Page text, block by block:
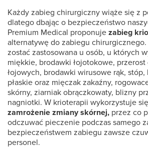
Każdy zabieg chirurgiczny wiąże się z
dlatego dbając o bezpieczeństwo
Premium Medical proponuje zabieg
alternatywę do zabiegu chirurgicznego.
zostać zastosowana u osób, u których
miękkie, brodawki łojotokowe, przerost
łojowych, brodawki wirusowe rąk, stóp,
płaskie oraz mięczak zakaźny,
skórny, ziarniak obrączkowaty, blizny
nagniotki. W krioterapii wykorzystuje
zamrożenie zmiany skórnej, przez co
odczuwać pieczenie podczas samego
bezpieczeństwem zabiegu zawsze
personel.